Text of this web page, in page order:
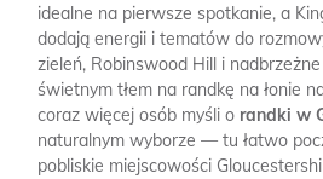
idealne na pierwsze spotkanie, a
dodają energii i tematów do
zieleń, Robinswood Hill i
świetnym tłem na randkę na łonie
coraz więcej osób myśli o randki w
naturalnym wyborze — tu łatwo
pobliskie miejscowości